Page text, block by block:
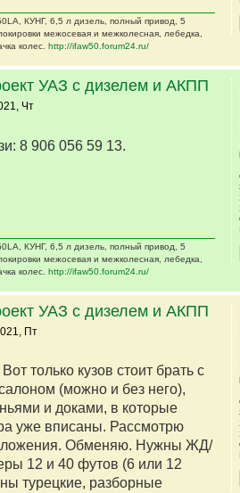
КУНГ, 6,5 л дизель, полный привод, 5
межосевая и межколесная, лебедка,
колес. http://ifaw50.forum24.ru/
УАЗ с дизелем и АКПП
Чт
8 906 056 59 13.
КУНГ, 6,5 л дизель, полный привод, 5
межосевая и межколесная, лебедка,
колес. http://ifaw50.forum24.ru/
УАЗ с дизелем и АКПП
Пт
только кузов стоит брать с
(можно и без него),
и доками, в которые
уже вписаны. Рассмотрю
Обменяю. Нужны ЖД/
12 и 40 футов (6 или 12
турецкие, разборные